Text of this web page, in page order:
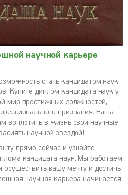
научной карьере
стать кандидатом наук
Купите диплом кандидата наук у
мир престижных должностей,
признания. Наша
воплотить в жизнь свои научные
научной звездой!
прямо сейчас и узнайте
кандидата наук. Мы работаем
вашу мечту и достичь
научная карьера начинается